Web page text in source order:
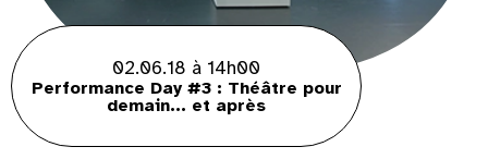
02.06.18 à 14h00
Performance Day #3 : Théâtre pour
demain... et après